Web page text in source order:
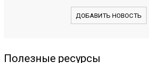
ДОБАВИТЬ НОВОСТЬ
Полезные ресурсы